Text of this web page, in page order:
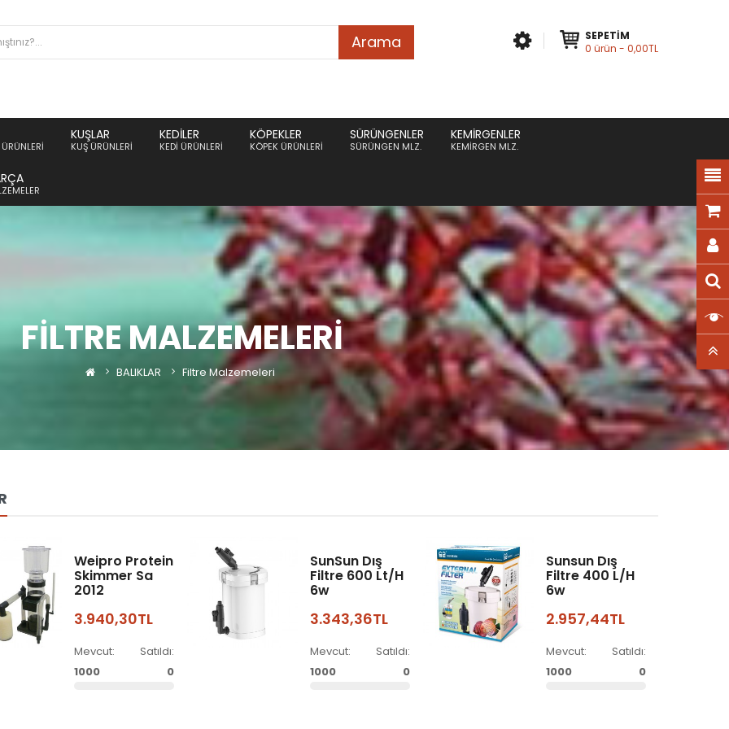
Arama
SEPETIM
0 ürün - 0,00TL
KUŞLAR
KUŞ ÜRÜNLERI
KEDILER
KEDI ÜRÜNLERI
KÖPEKLER
KÖPEK ÜRÜNLERI
SÜRÜNGENLER
SÜRÜNGEN MLZ.
KEMIRGENLER
KEMIRGEN MLZ.
FILTRE MALZEMELERI
BALIKLAR Filtre Malzemeleri
Weipro Protein
Skimmer Sa
2012
3.940,30TL
Mevcut:
1000
Satıldı:
0
SunSun Dış
Filtre 600 Lt/h
6w
3.343,36TL
Mevcut:
1000
Satıldı:
0
Sunsun Dış
Filtre 400 L/h
6w
2.957,44TL
Mevcut:
1000
Satıldı:
0